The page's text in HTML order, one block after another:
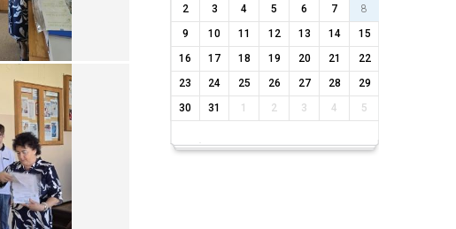
2
3 4 5 6 7
8
9
10 11 12 13 14
15
16
17 18 19 20 21
22
23
24 25 26 27 28
29
30
31 1 2 3 4 5